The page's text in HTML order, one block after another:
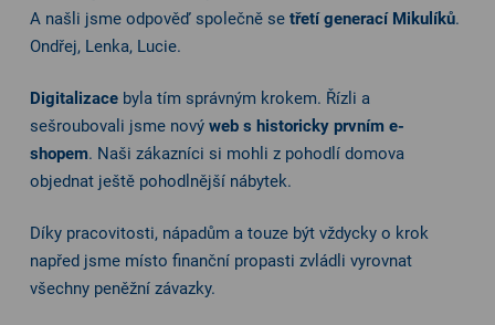
A našli jsme odpověď společně se třetí generací Mikulíků.
Ondřej, Lenka, Lucie.
Digitalizace byla tím správným krokem. Řízli a
sešroubovali jsme nový web s historicky prvním e-
shopem. Naši zákazníci si mohli z pohodlí domova
objednat ještě pohodlnější nábytek.
Díky pracovitosti, nápadům a touze být vždycky o krok
napřed jsme místo finanční propasti zvládli vyrovnat
všechny peněžní závazky.